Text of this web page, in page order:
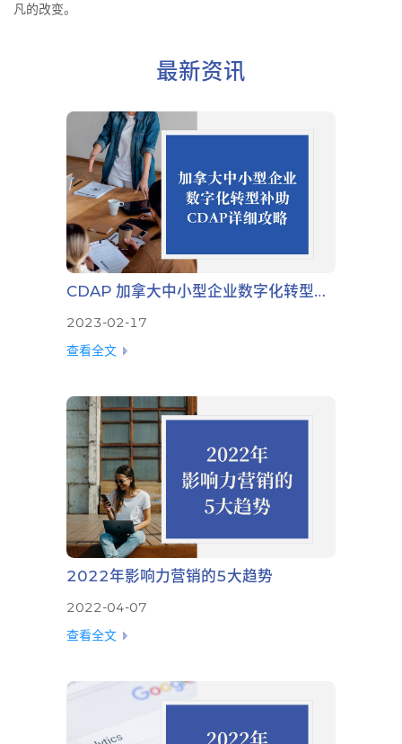
凡的改变。
最新资讯
CDAP 加拿大中小型企业数字化转型补助申请攻略
2023-02-17
查看全文
2022年影响力营销的5大趋势
2022-04-07
查看全文